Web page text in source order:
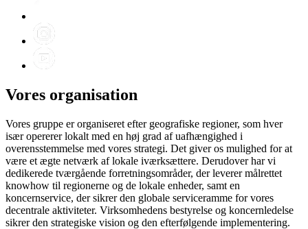
Vores organisation
Vores gruppe er organiseret efter geografiske regioner, som hver
især opererer lokalt med en høj grad af uafhængighed i
overensstemmelse med vores strategi. Det giver os mulighed for at
være et ægte netværk af lokale iværksættere. Derudover har vi
dedikerede tværgående forretningsområder, der leverer målrettet
knowhow til regionerne og de lokale enheder, samt en
koncernservice, der sikrer den globale serviceramme for vores
decentrale aktiviteter. Virksomhedens bestyrelse og koncernledelse
sikrer den strategiske vision og den efterfølgende implementering.